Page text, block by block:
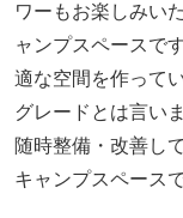
ワーもお楽しみい
ャンプスペースで
適な空間を作って
グレードとは言い
随時整備・改善し
キャンプスペース